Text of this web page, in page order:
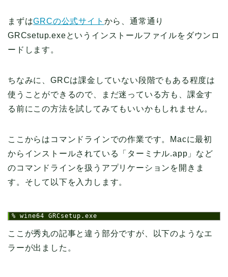
まずはGRCの公式サイト から、通常通り
GRCsetup.exeというインストールファイルをダウンロ
ードします。
ちなみに、GRCは課金していない段階でもある程度は
使うことができるので、まだ迷っている方も、課金す
る前にこの方法を試してみてもいいかもしれません。
ここからはコマンドラインでの作業です。Macに最初
からインストールされている「ターミナル.app」など
のコマンドラインを扱うアプリケーションを開きま
す。そして以下を入力します。
% wine64 GRCsetup.exe
ここが秀丸の記事と違う部分ですが、以下のようなエ
ラーが出ました。